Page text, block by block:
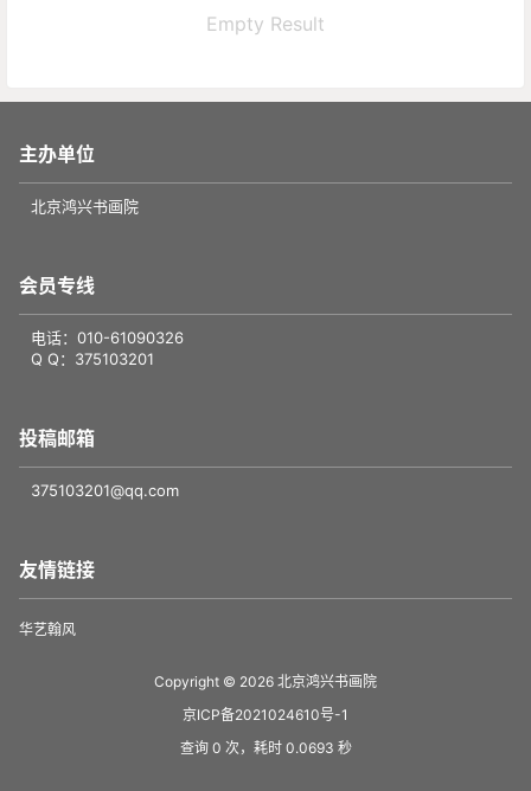
Empty Result
主办单位
北京鸿兴书画院
会员专线
电话：010-61090326
Q Q：375103201
投稿邮箱
375103201@qq.com
友情链接
华艺翰风
Copyright © 2026 北京鸿兴书画院
京ICP备2021024610号-1
查询 0 次，耗时 0.0693 秒